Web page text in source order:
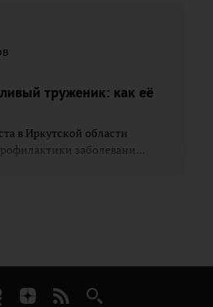
труженик: как её
в Иркутской области
заболевани...